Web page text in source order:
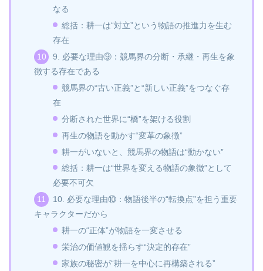
なる
総括：耕一は“対立”という物語の推進力を生む
存在
9. 必要な理由⑨：競馬界の分断・承継・再生を象
徴する存在である
競馬界の“古い正義”と“新しい正義”をつなぐ存
在
分断された世界に“橋”を架ける役割
再生の物語を動かす“変革の象徴”
耕一がいないと、競馬界の物語は“動かない”
総括：耕一は“世界を変える物語の象徴”として
必要不可欠
10. 必要な理由⑩：物語後半の“転換点”を担う重要
キャラクターだから
耕一の“正体”が物語を一変させる
栄治の価値観を揺らす“決定的存在”
家族の秘密が“耕一を中心に再構築される”